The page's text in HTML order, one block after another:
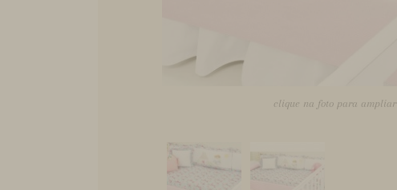
clique na foto para ampliar